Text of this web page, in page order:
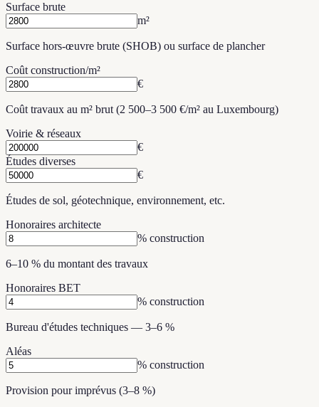
Surface brute
m²
Surface hors-œuvre brute (SHOB) ou surface de plancher
Coût construction/m²
€
Coût travaux au m² brut (2 500–3 500 €/m² au Luxembourg)
Voirie & réseaux
€
Études diverses
€
Études de sol, géotechnique, environnement, etc.
Honoraires architecte
% construction
6–10 % du montant des travaux
Honoraires BET
% construction
Bureau d'études techniques — 3–6 %
Aléas
% construction
Provision pour imprévus (3–8 %)